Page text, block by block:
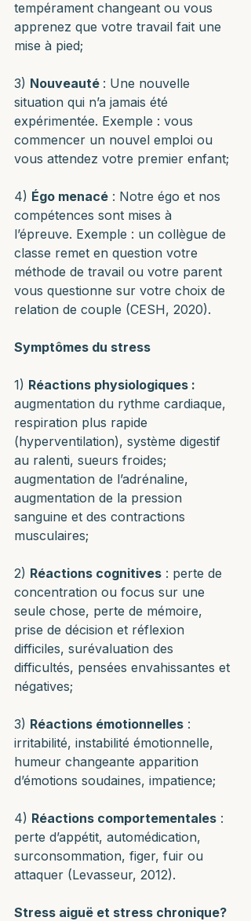
tempérament changeant ou vous
apprenez que votre travail fait une
mise à pied;
3) Nouveauté : Une nouvelle
situation qui n’a jamais été
expérimentée. Exemple : vous
commencer un nouvel emploi ou
vous attendez votre premier enfant;
4) Égo menacé : Notre égo et nos
compétences sont mises à
l’épreuve. Exemple : un collègue de
classe remet en question votre
méthode de travail ou votre parent
vous questionne sur votre choix de
relation de couple (CESH, 2020).
Symptômes du stress
1) Réactions physiologiques :
augmentation du rythme cardiaque,
respiration plus rapide
(hyperventilation), système digestif
au ralenti, sueurs froides;
augmentation de l’adrénaline,
augmentation de la pression
sanguine et des contractions
musculaires;
2) Réactions cognitives : perte de
concentration ou focus sur une
seule chose, perte de mémoire,
prise de décision et réflexion
difficiles, surévaluation des
difficultés, pensées envahissantes et
négatives;
3) Réactions émotionnelles :
irritabilité, instabilité émotionnelle,
humeur changeante apparition
d’émotions soudaines, impatience;
4) Réactions comportementales :
perte d’appétit, automédication,
surconsommation, figer, fuir ou
attaquer (Levasseur, 2012).
Stress aiguë et stress chronique?